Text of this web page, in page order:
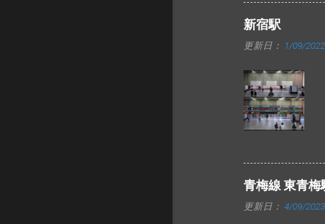
新宿駅
更新日： 1/09/2022
青梅線 東青梅
更新日： 4/09/2023